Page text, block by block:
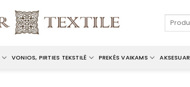
Ieškoti:
VONIOS, PIRTIES TEKSTILĖ PREKĖS VAIKAMS